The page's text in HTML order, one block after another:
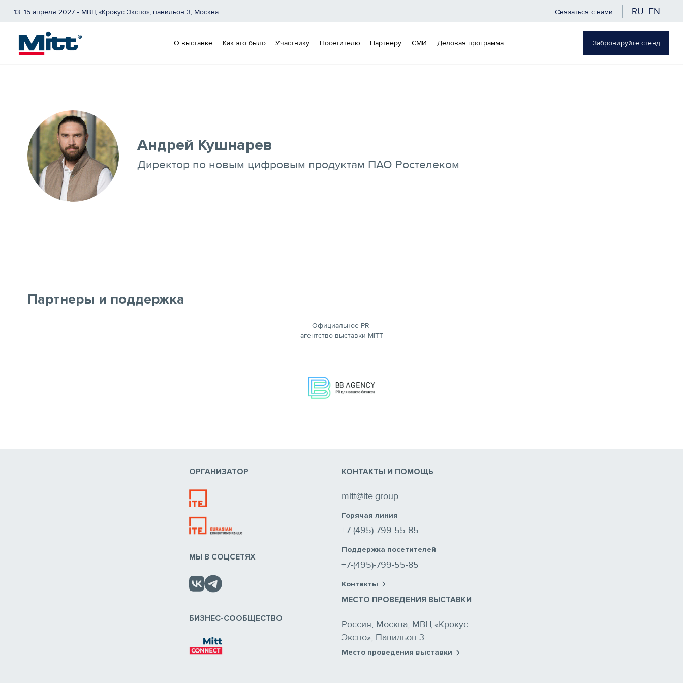
13−15 апреля 2027 • МВЦ «Крокус Экспо», павильон 3, Москва Связаться с нами RU EN
О выставке Как это было Участнику Посетителю Партнеру СМИ Деловая программа Забронируйте стенд
Андрей Кушнарев
Директор по новым цифровым продуктам ПАО Ростелеком
Партнеры и поддержка
Официальное PR-
агентство выставки MITT
ОРГАНИЗАТОР
МЫ В СОЦСЕТЯХ
БИЗНЕС-СООБЩЕСТВО
КОНТАКТЫ И ПОМОЩЬ
mitt@ite.group
Горячая линия
+7-(495)-799-55-85
Поддержка посетителей
+7-(495)-799-55-85
Контакты
МЕСТО ПРОВЕДЕНИЯ ВЫСТАВКИ
Россия, Москва, МВЦ «Крокус
Экспо», Павильон 3
Место проведения выставки